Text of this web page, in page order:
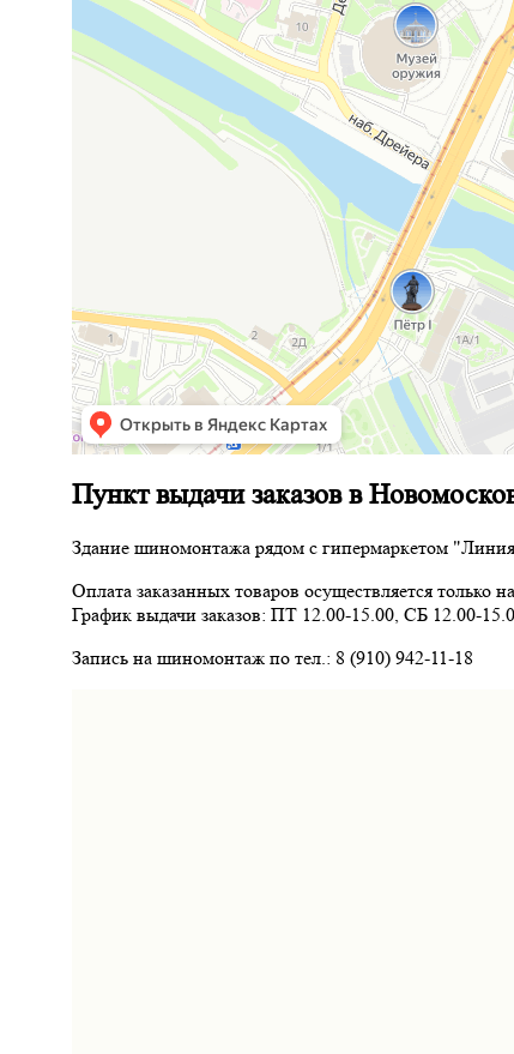
Пункт выдачи заказов в
Здание шиномонтажа рядом с гипермаркетом
Оплата заказанных товаров осуществляется только
График выдачи заказов: ПТ 12.00-15.00, СБ 12.00-
Запись на шиномонтаж по тел.: 8 (910) 942-11-18